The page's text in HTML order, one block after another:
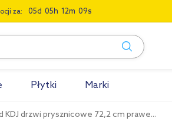
za: 05 05 12 08
Płytki Marki
KDJ drzwi prysznicowe 72,2 cm prawe...